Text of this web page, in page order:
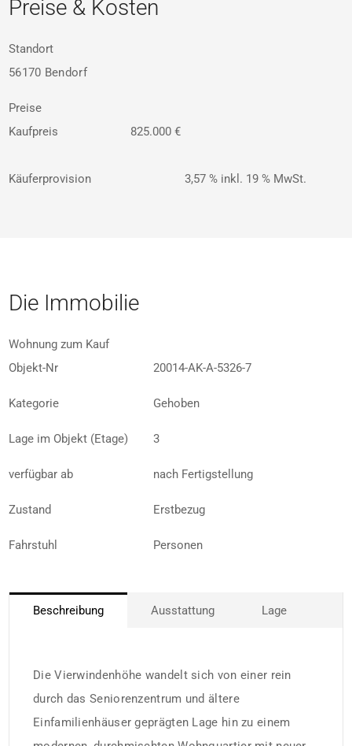
Preise & Kosten
Standort
56170 Bendorf
Preise
Kaufpreis
825.000 €
Käuferprovision 3,57 % inkl. 19 % MwSt.
Die Immobilie
Wohnung zum Kauf
Objekt-Nr
20014-AK-A-5326-7
Kategorie Gehoben
Lage im Objekt (Etage) 3
verfügbar ab nach Fertigstellung
Zustand Erstbezug
Fahrstuhl Personen
Beschreibung Ausstattung Lage
Die Vierwindenhöhe wandelt sich von einer rein
durch das Seniorenzentrum und ältere
Einfamilienhäuser geprägten Lage hin zu einem